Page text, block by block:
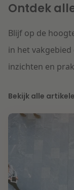
Ontdek
Blijf op de
in het
inzichten en
Bekijk alle